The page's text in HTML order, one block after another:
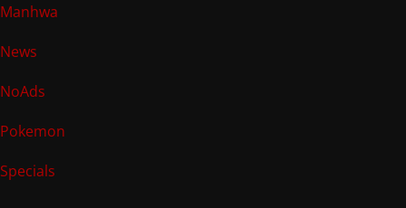
Manhwa
News
NoAds
Pokemon
Specials